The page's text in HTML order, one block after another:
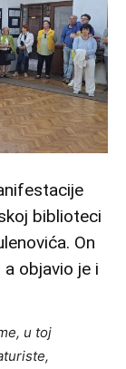
biblioteci
On
objavio je i
u toj